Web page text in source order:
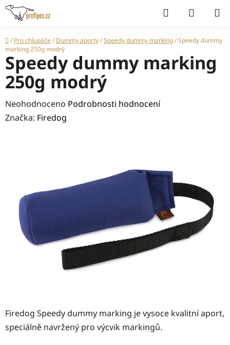
Přejít
Hledat
Domů
/ Pro chlupáče/ Dummy aporty/Speedy dummy marking/Speedy dummy
marking 250g modrý
Firedog Speedy dummy marking je vysoce kvalitní aport,
speciálně navržený pro výcvik markingů.
Speedy dummy marking
250g modrý
Průměrné
hodnocení
hvězdiček.
Neohodnoceno Podrobnosti hodnocení
Značka: Firedog